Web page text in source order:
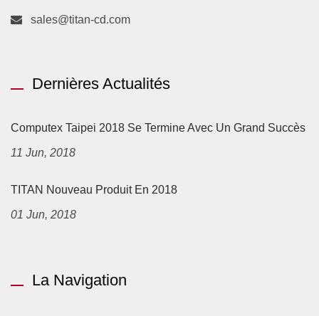
sales@titan-cd.com
Dernières Actualités
Computex Taipei 2018 Se Termine Avec Un Grand Succès
11 Jun, 2018
TITAN Nouveau Produit En 2018
01 Jun, 2018
La Navigation